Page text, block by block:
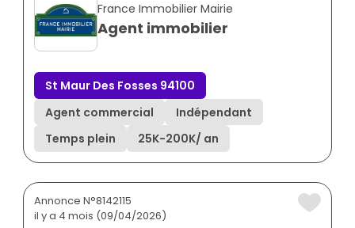
France Immobilier Mairie
Agent immobilier
St Maur Des Fosses 94100
Agent commercial
Indépendant
Temps plein
25K-200K/ an
Annonce N°8142115
il y a 4 mois (09/04/2026)